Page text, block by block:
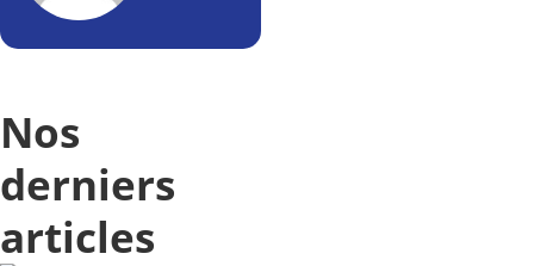
Nos
derniers
articles